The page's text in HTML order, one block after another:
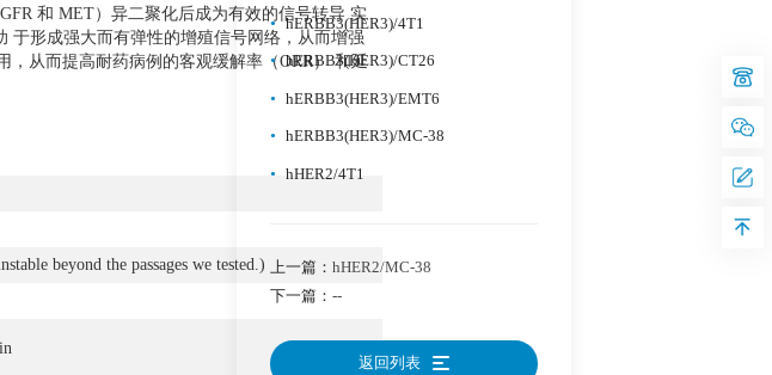
和 MET）异二聚化后成为有效的信号转导 实
于形成强大而有弹性的增殖信号网络，从而增强
从而提高耐药病例的客观缓解率（ORR） 和延
beyond the passages we tested.)
• hERBB3(HER3)/4T1
• hERBB3(HER3)/CT26
• hERBB3(HER3)/EMT6
• hERBB3(HER3)/MC-38
• hHER2/4T1
上一篇： hHER2/MC-38
下一篇： --
返回列表